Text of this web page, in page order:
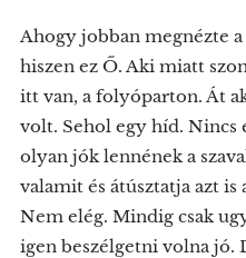
Ahogy jobban megnézte
hiszen ez Ő. Aki miatt
itt van, a folyóparton. Át
volt. Sehol egy híd. Nincs
olyan jók lennének a
valamit és átúsztatja azt
Nem elég. Mindig csak
igen beszélgetni volna jó.